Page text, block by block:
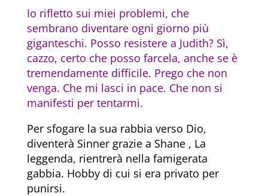
Io rifletto sui miei problemi, che
sembrano diventare ogni giorno più
giganteschi. Posso resistere a Judith? Sì,
cazzo, certo che posso farcela, anche se è
tremendamente difficile. Prego che non
venga. Che mi lasci in pace. Che non si
manifesti per tentarmi.
Per sfogare la sua rabbia verso Dio,
diventerà Sinner grazie a Shane , La
leggenda, rientrerà nella famigerata
gabbia. Hobby di cui si era privato per
punirsi.